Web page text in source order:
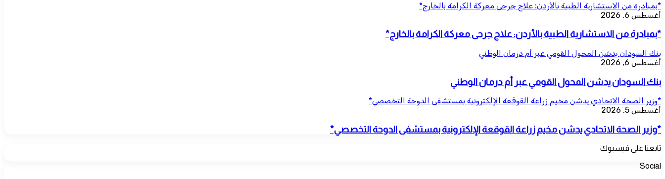
*بمبادرة من الاستشارية الطبية بالأردن: علاج جرحى معركة الكرامة بالخارج*
أغسطس 6, 2026
*بمبادرة من الاستشارية الطبية بالأردن: علاج جرحى معركة الكرامة بالخارج*
بنك السودان يدشن المحول القومي عبر أم درمان الوطني
أغسطس 6, 2026
بنك السودان يدشن المحول القومي عبر أم درمان الوطني
*وزير الصحة الاتحادي يدشن مخيم زراعة القوقعة الإلكترونية بمستشفى الدوحة التخصصي*
أغسطس 5, 2026
*وزير الصحة الاتحادي يدشن مخيم زراعة القوقعة الإلكترونية بمستشفى الدوحة التخصصي*
تابعنا على فيسبوك
Social